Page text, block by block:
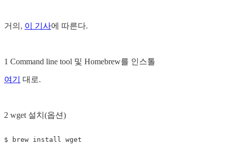
거의, 이 기사에 따른다.
1 Command line tool 및 Homebrew를 인스톨
여기 대로.
2 wget 설치(옵션)